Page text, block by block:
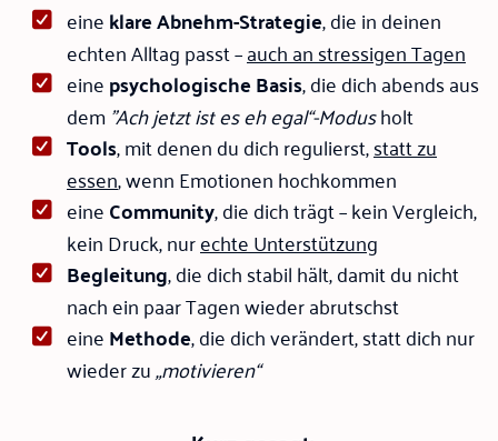
eineklare Abnehm-Strategie, die in deinen
echten Alltag passt –auch an stressigen Tagen
einepsychologischeBasis, die dich abends aus
dem"Ach jetzt ist es eh egal“-Modusholt
Tools, mit denen du dich regulierst,statt zu
essen, wenn Emotionen hochkommen
eineCommunity, die dich trägt – kein Vergleich,
kein Druck, nurechte Unterstützung
Begleitung, die dich stabil hält, damit du nicht
nach ein paar Tagen wieder abrutschst
eineMethode, die dich verändert, statt dich nur
wieder zu„motivieren“